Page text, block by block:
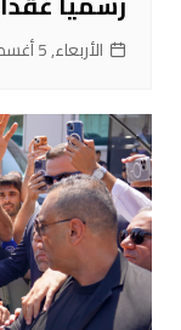
الأربعاء, 5 أغسطس 2026, 23:54